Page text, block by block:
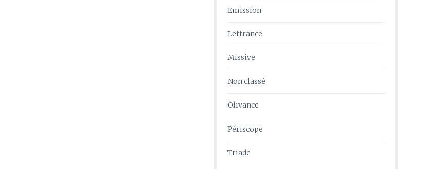
Emission
Lettrance
Missive
Non classé
Olivance
Périscope
Triade